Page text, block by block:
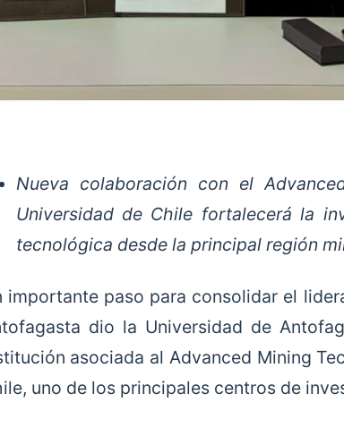
Nueva colaboración con el
Universidad de Chile fortalecerá la
tecnológica desde la principal región
importante paso para consolidar el
dio la Universidad de
asociada al Advanced Mining
uno de los principales centros de